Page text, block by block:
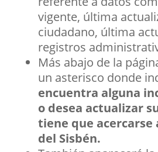
vigente, última
ciudadano, última
registros
Más abajo de la
un asterisco donde
encuentra alguna
o desea actualizar
tiene que acercarse
del Sisbén.